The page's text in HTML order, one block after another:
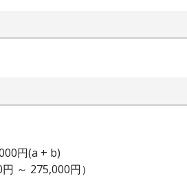
円(a + b)
～ 275,000円）